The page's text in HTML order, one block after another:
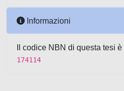
Informazioni
Il codice NBN di questa tesi è
174114